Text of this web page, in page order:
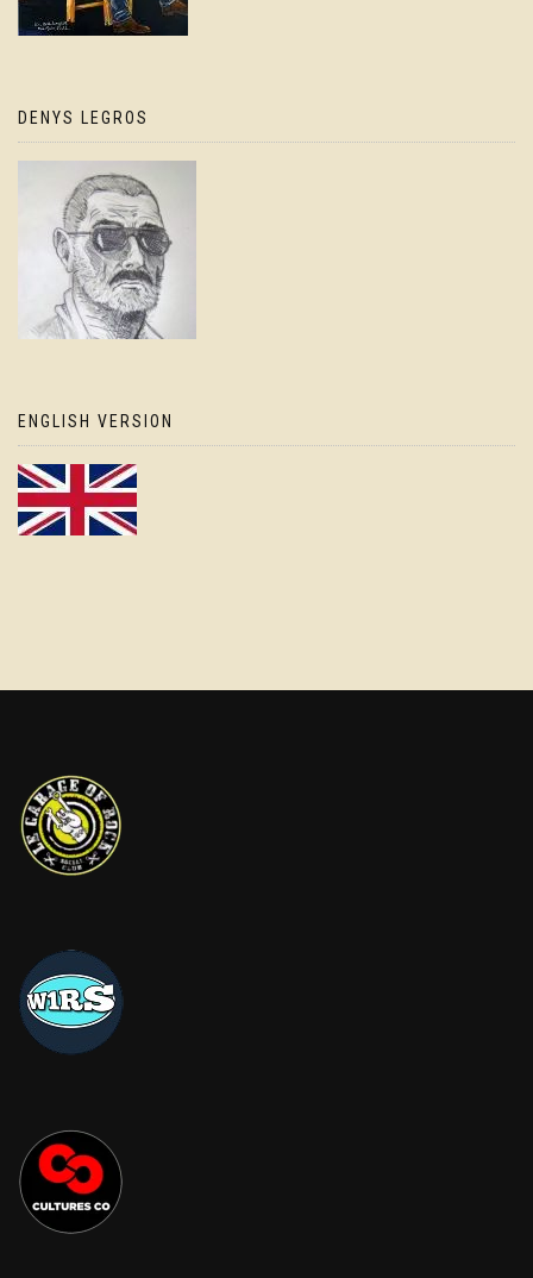
DENYS LEGROS
ENGLISH VERSION